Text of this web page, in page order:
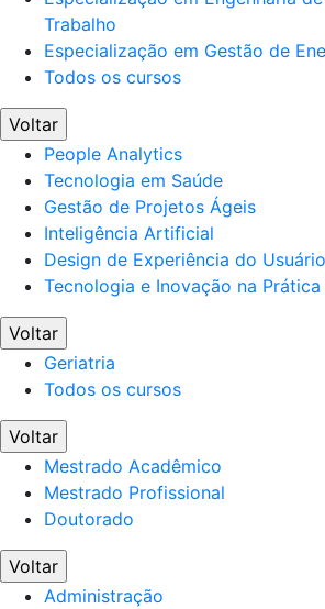
Trabalho
Especialização em Gestão de
Todos os cursos
Voltar
People Analytics
Tecnologia em Saúde
Gestão de Projetos Ágeis
Inteligência Artificial
Design de Experiência do
Tecnologia e Inovação na
Voltar
Geriatria
Todos os cursos
Voltar
Mestrado Acadêmico
Mestrado Profissional
Doutorado
Voltar
Administração